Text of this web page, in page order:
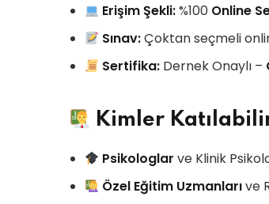
Erişim Şekli:%100 Online
Sınav:Çoktan seçmeli
Sertifika: Dernek Onaylı –
Kimler
Psikologlar ve Klinik
Özel Eğitim Uzmanlarıve